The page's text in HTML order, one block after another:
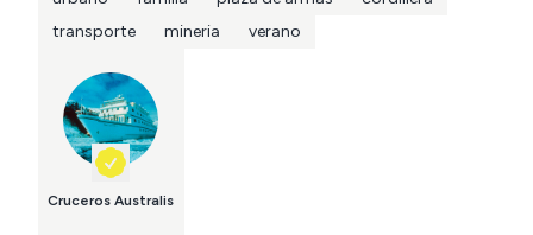
transporte
mineria verano
Cruceros Australis